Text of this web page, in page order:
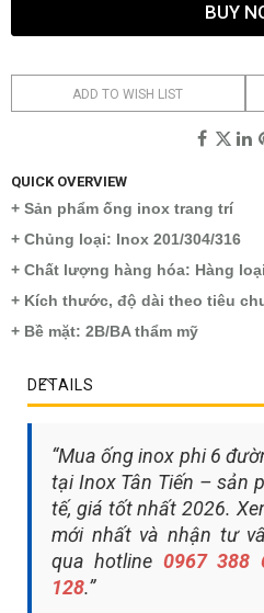
BUY
ADD TO WISH LIST
QUICK OVERVIEW
+ Sản phẩm ống inox trang trí
+ Chủng loại: Inox 201/304/316
+ Chất lượng hàng hóa: Hàng
+ Kích thước, độ dài theo tiêu
+ Bề mặt: 2B/BA thẩm mỹ
DETAILS
“Mua ống inox phi 6
tại Inox Tân Tiến – sản
tế, giá tốt nhất 2026.
mới nhất và nhận tư
qua hotline 0967 388
128.”